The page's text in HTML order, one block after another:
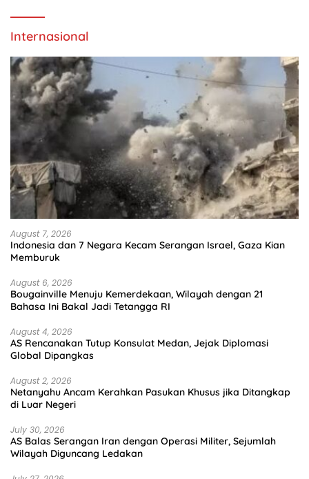
Internasional
August 7, 2026
Indonesia dan 7 Negara Kecam Serangan Israel, Gaza Kian
Memburuk
August 6, 2026
Bougainville Menuju Kemerdekaan, Wilayah dengan 21
Bahasa Ini Bakal Jadi Tetangga RI
August 4, 2026
AS Rencanakan Tutup Konsulat Medan, Jejak Diplomasi
Global Dipangkas
August 2, 2026
Netanyahu Ancam Kerahkan Pasukan Khusus jika Ditangkap
di Luar Negeri
July 30, 2026
AS Balas Serangan Iran dengan Operasi Militer, Sejumlah
Wilayah Diguncang Ledakan